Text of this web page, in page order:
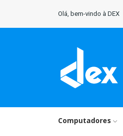
Olá, bem-vindo à DEX
Computadores